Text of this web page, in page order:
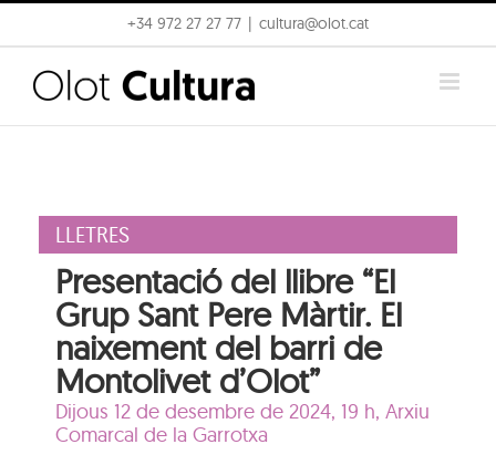
to
content
+34 972 27 27 77 cultura@olot.cat
LLETRES
Presentació del llibre “El
Grup Sant Pere Màrtir. El
naixement del barri de
Montolivet d’Olot”
Dijous 12 de desembre de 2024, 19 h, Arxiu
Comarcal de la Garrotxa